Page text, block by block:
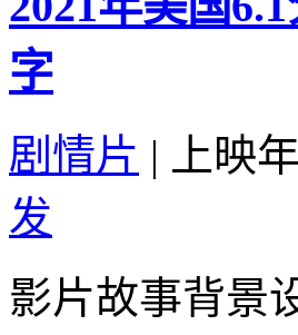
字
剧情片 | 上映
发
影片故事背景